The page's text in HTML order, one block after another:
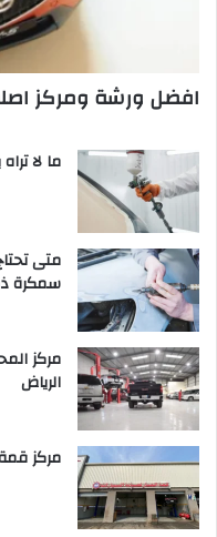
افضل ورشة ومركز
ما لا
متى
سمكرة
مركز
الرياض
مركز قمة